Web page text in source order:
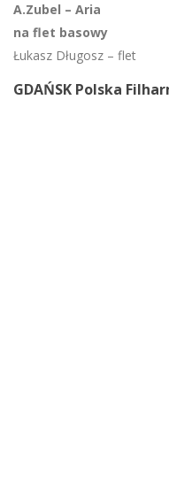
A.Zubel – Aria
na flet basowy
Łukasz Długosz – flet
GDAŃSK Polska